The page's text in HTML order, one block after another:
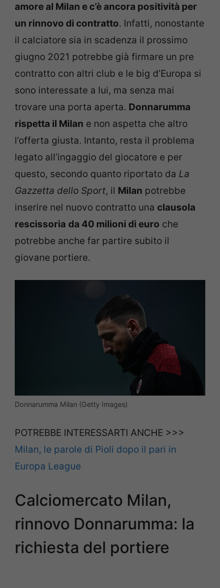
amore al Milan e c’è ancora positività per
un rinnovo di contratto. Infatti, nonostante
il calciatore sia in scadenza il prossimo
giugno 2021 potrebbe già firmare un pre
contratto con altri club e le big d’Europa si
sono interessate a lui, ma senza mai
trovare una porta aperta. Donnarumma
rispetta il Milan e non aspetta che altro
l’offerta giusta. Intanto, resta il problema
legato all’ingaggio del giocatore e per
questo, secondo quanto riportato da La
Gazzetta dello Sport, il Milan potrebbe
inserire nel nuovo contratto una clausola
rescissoria da 40 milioni di euro che
potrebbe anche far partire subito il
giovane portiere.
Donnarumma Milan (Getty Images)
POTREBBE INTERESSARTI ANCHE >>>
Milan, le parole di Pioli dopo il pari in
Europa League
Calciomercato Milan,
rinnovo Donnarumma: la
richiesta del portiere